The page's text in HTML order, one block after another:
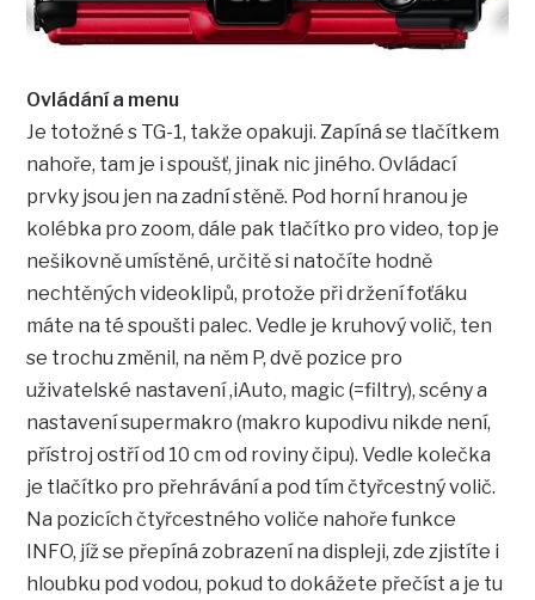
Ovládání a menu
Je totožné s TG-1, takže opakuji. Zapíná se tlačítkem
nahoře, tam je i spoušť, jinak nic jiného. Ovládací
prvky jsou jen na zadní stěně. Pod horní hranou je
kolébka pro zoom, dále pak tlačítko pro video, top je
nešikovně umístěné, určitě si natočíte hodně
nechtěných videoklipů, protože při držení foťáku
máte na té spoušti palec. Vedle je kruhový volič, ten
se trochu změnil, na něm P, dvě pozice pro
uživatelské nastavení ,iAuto, magic (=filtry), scény a
nastavení supermakro (makro kupodivu nikde není,
přístroj ostří od 10 cm od roviny čipu). Vedle kolečka
je tlačítko pro přehrávání a pod tím čtyřcestný volič.
Na pozicích čtyřcestného voliče nahoře funkce
INFO, jíž se přepíná zobrazení na displeji, zde zjistíte i
hloubku pod vodou, pokud to dokážete přečíst a je tu